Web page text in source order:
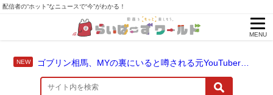
配信者の“ホット”なニュースで“今”がわかる！
MENU
ゴブリン相馬、MYの裏にいると噂される元YouTuber〇〇〇について質問